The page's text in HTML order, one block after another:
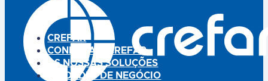
CREFAR
CONHEÇA A CREFAR
AS NOSSAS SOLUÇÕES
UNIDADES DE NEGÓCIO